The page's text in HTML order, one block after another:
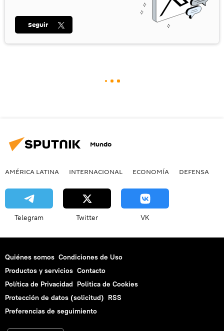
Seguir
Mundo
AMÉRICA LATINA INTERNACIONAL ECONOMÍA DEFENSA
Telegram Twitter VK
Quiénes somos Condiciones de Uso
Productos y servicios Contacto
Política de Privacidad Politica de Cookies
Protección de datos (solicitud) RSS
Preferencias de seguimiento